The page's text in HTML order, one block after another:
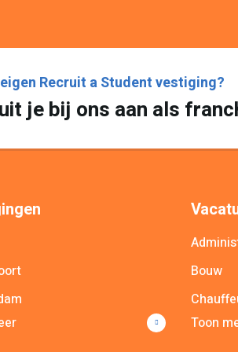
Recruit a Student vestiging?
je bij ons aan als
Bouw
Toon